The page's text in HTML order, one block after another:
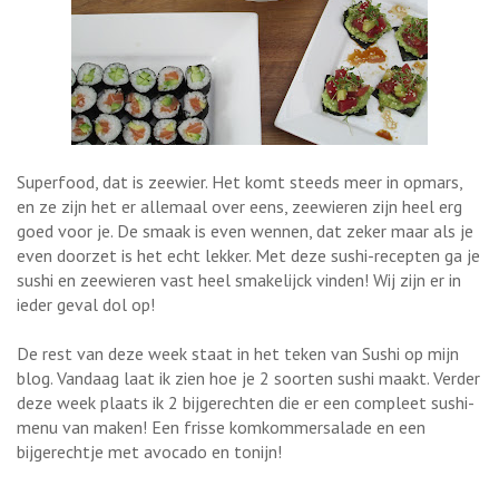
Superfood, dat is zeewier. Het komt steeds meer in opmars,
en ze zijn het er allemaal over eens, zeewieren zijn heel erg
goed voor je. De smaak is even wennen, dat zeker maar als je
even doorzet is het echt lekker. Met deze sushi-recepten ga je
sushi en zeewieren vast heel smakelijck vinden! Wij zijn er in
ieder geval dol op!
De rest van deze week staat in het teken van Sushi op mijn
blog. Vandaag laat ik zien hoe je 2 soorten sushi maakt. Verder
deze week plaats ik 2 bijgerechten die er een compleet sushi-
menu van maken! Een frisse komkommersalade en een
bijgerechtje met avocado en tonijn!